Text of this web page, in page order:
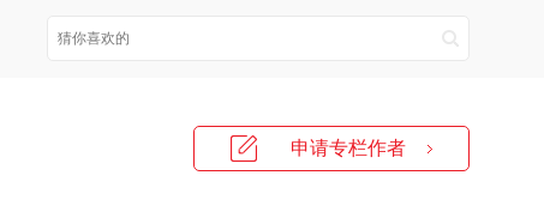
申请专栏作者